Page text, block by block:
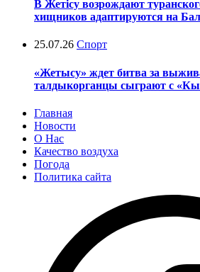
В Жетісу возрождают
хищников адаптируются на
25.07.26 Спорт
«Жетысу» ждет битва за
талдыкорганцы сыграют с
Главная
Новости
О Нас
Качество воздуха
Погода
Политика сайта